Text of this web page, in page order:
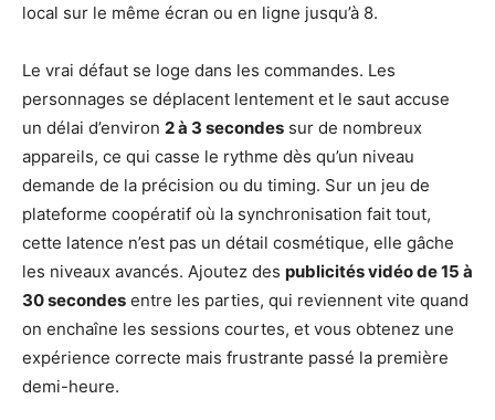
local sur le même écran ou en ligne jusqu’à 8.
Le vrai défaut se loge dans les commandes. Les
personnages se déplacent lentement et le saut accuse
un délai d’environ 2 à 3 secondes sur de nombreux
appareils, ce qui casse le rythme dès qu’un niveau
demande de la précision ou du timing. Sur un jeu de
plateforme coopératif où la synchronisation fait tout,
cette latence n’est pas un détail cosmétique, elle gâche
les niveaux avancés. Ajoutez des publicités vidéo de 15 à
30 secondes entre les parties, qui reviennent vite quand
on enchaîne les sessions courtes, et vous obtenez une
expérience correcte mais frustrante passé la première
demi-heure.